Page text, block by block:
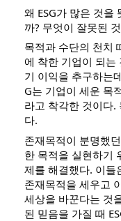
왜 ESG가 많은 것을
까? 무엇이 잘못된
목적과 수단의 천치
에 착한 기업이 되는
기 이익을 추구하는
G는 기업이 세운 목
라고 착각한 것이다.
다.
존재목적이 분명했
한 목적을 실현하기
제를 해결했다. 이들
존재목적을 세우고
세상을 바꾼다는 것
된 믿음을 가질 때